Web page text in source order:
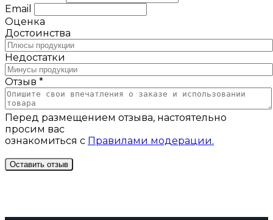
Email
Оценка
Достоинства
Недостатки
Отзыв *
Перед размещением отзыва, настоятельно
просим вас
ознакомиться с Правилами модерации.